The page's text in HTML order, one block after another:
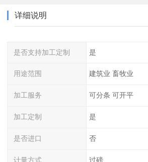
详细说明
是否支持加工定制 是
用途范围 建筑业 畜牧业
加工服务 可分条 可开平
加工定制 是
是否进口 否
计量方式 过磅